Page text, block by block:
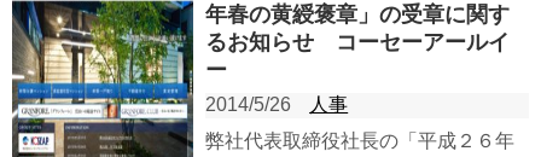
年春の黄綬褒章」の受章に関す
るお知らせ コーセーアールイ
ー
2014/5/26
人事
弊社代表取締役社長の「平成２６年